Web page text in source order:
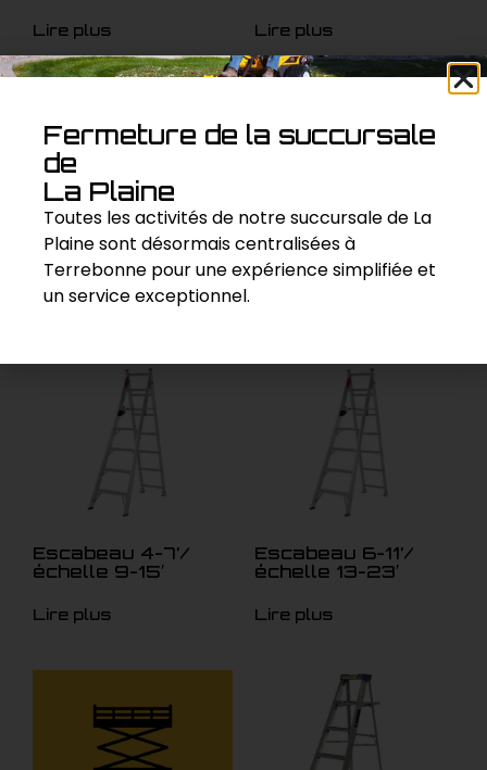
Lire plus Lire plus
Échelle fibre 24′ Échelle fibre 40′
Escabeau 4-7’/
échelle 9-15′
Lire plus
Escabeau 6-11’/
échelle 13-23′
Lire plus
Fermeture de la succursale
de
La Plaine
Toutes les activités de notre succursale de La
Plaine sont désormais centralisées à
Terrebonne pour une expérience simplifiée et
un service exceptionnel.